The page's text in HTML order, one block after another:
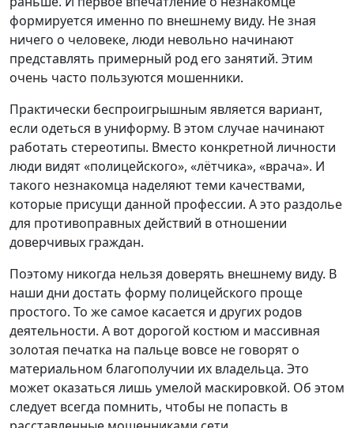
формируется именно по внешнему виду. Не зная
ничего о человеке, люди невольно начинают
представлять примерный род его занятий. Этим
очень часто пользуются мошенники.
Практически беспроигрышным является вариант,
если одеться в униформу. В этом случае начинают
работать стереотипы. Вместо конкретной личности
люди видят «полицейского», «лётчика», «врача». И
такого незнакомца наделяют теми качествами,
которые присущи данной профессии. А это раздолье
для противоправных действий в отношении
доверчивых граждан.
Поэтому никогда нельзя доверять внешнему виду. В
наши дни достать форму полицейского проще
простого. То же самое касается и других родов
деятельности. А вот дорогой костюм и массивная
золотая печатка на пальце вовсе не говорят о
материальном благополучии их владельца. Это
может оказаться лишь умелой маскировкой. Об этом
следует всегда помнить, чтобы не попасть в